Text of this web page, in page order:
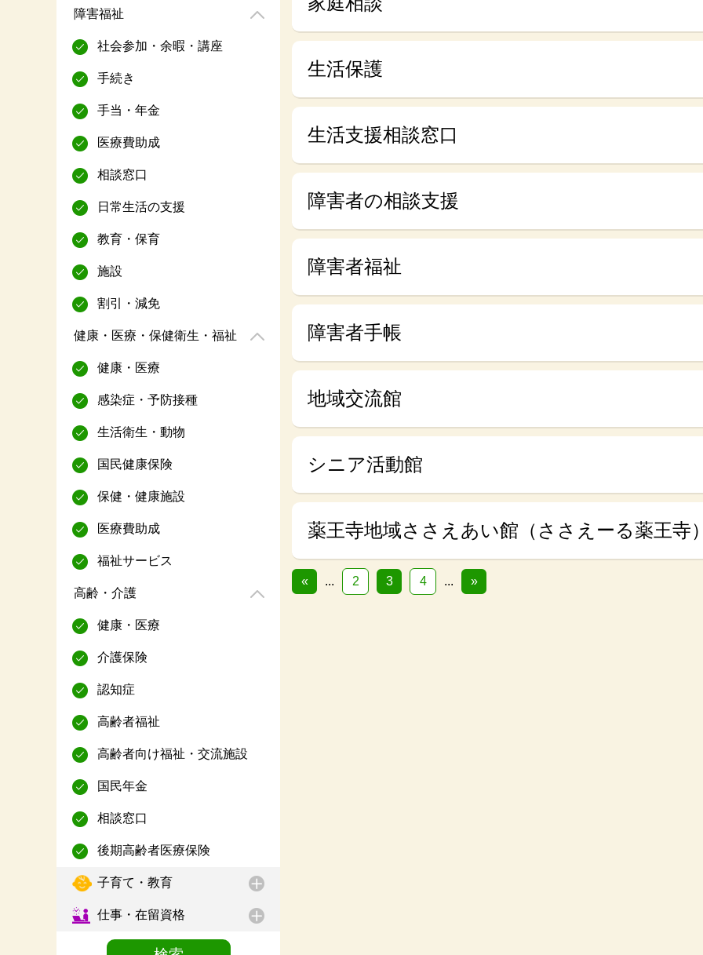
障害福祉
社会参加・余暇・講座
手続き
手当・年金
医療費助成
相談窓口
日常生活の支援
教育・保育
施設
割引・減免
健康・医療・保健衛生・福祉
健康・医療
感染症・予防接種
生活衛生・動物
国民健康保険
保健・健康施設
医療費助成
福祉サービス
高齢・介護
健康・医療
介護保険
認知症
高齢者福祉
高齢者向け福祉・交流施設
国民年金
相談窓口
後期高齢者医療保険
子育て・教育
仕事・在留資格
生活保護
生活支援相談窓口
障害者の相談支援
障害者福祉
障害者手帳
地域交流館
シニア活動館
薬王寺地域ささえあい館（ささえーる薬王寺
« ... 2 3 4 ... »